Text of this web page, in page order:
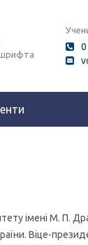
імені М. П.
Віце-